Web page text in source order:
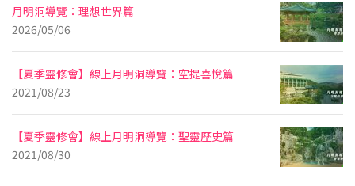
月明洞導覽：理想世界篇
2026/05/06
【夏季靈修會】線上月明洞導覽：空提喜悅篇
2021/08/23
【夏季靈修會】線上月明洞導覽：聖靈歷史篇
2021/08/30